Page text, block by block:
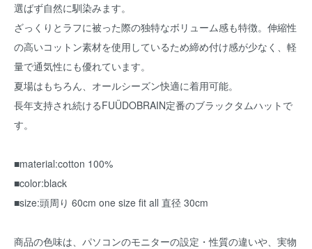
選ばず自然に馴染みます。
ざっくりとラフに被った際の独特なボリューム感も特徴。伸縮性
の高いコットン素材を使用しているため締め付け感が少なく、軽
量で通気性にも優れています。
夏場はもちろん、オールシーズン快適に着用可能。
長年支持され続けるFUÜDOBRAIN定番のブラックタムハットで
す。
■material:cotton 100%
■color:black
■size:頭周り 60cm one size fit all 直径 30cm
商品の色味は、パソコンのモニターの設定・性質の違いや、実物